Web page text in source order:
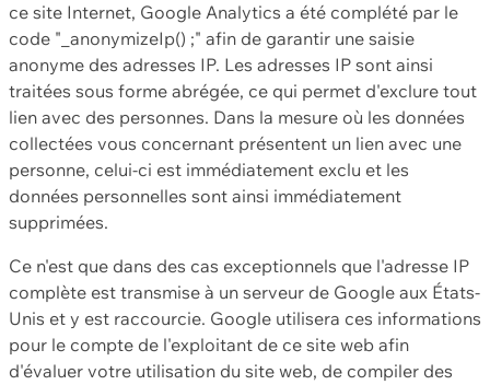
ce site Internet, Google Analytics a été complété par le
code "_anonymizeIp() ;" afin de garantir une saisie
anonyme des adresses IP. Les adresses IP sont ainsi
traitées sous forme abrégée, ce qui permet d'exclure tout
lien avec des personnes. Dans la mesure où les données
collectées vous concernant présentent un lien avec une
personne, celui-ci est immédiatement exclu et les
données personnelles sont ainsi immédiatement
supprimées.
Ce n'est que dans des cas exceptionnels que l'adresse IP
complète est transmise à un serveur de Google aux États-
Unis et y est raccourcie. Google utilisera ces informations
pour le compte de l'exploitant de ce site web afin
d'évaluer votre utilisation du site web, de compiler des